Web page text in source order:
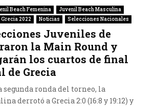
Beach Femenina
Juvenil Beach Masculina
2022
Noticias Selecciones Nacionales
Juveniles de
la Main Round y
los cuartos de final
de Grecia
segunda ronda del torneo, la
derrotó a Grecia 2:0 (16:8 y 19:12) y